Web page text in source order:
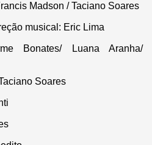
Madson / Taciano Soares
musical: Eric Lima
Bonates/ Luana Aranha/
Soares